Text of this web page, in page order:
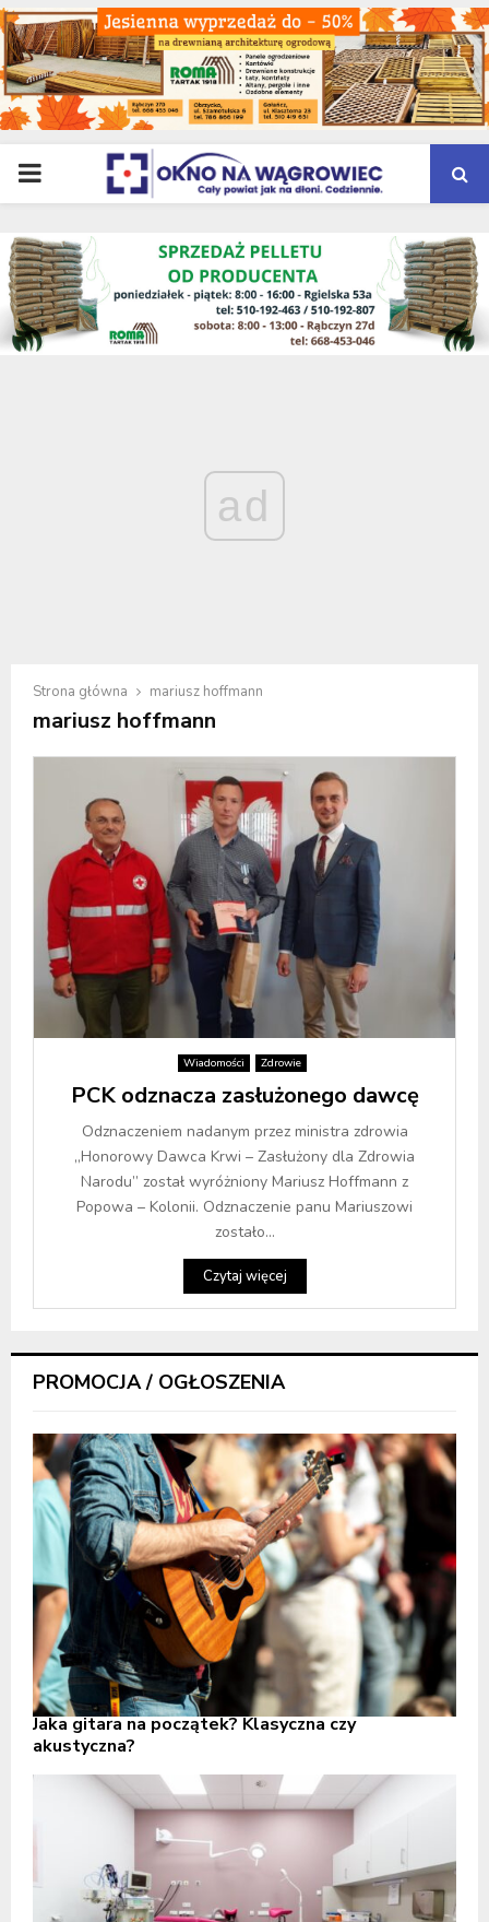
PRIMARY
MENU
ad
Strona główna mariusz hoffmann
mariusz hoffmann
Wiadomości Zdrowie
PCK odznacza zasłużonego dawcę
Odznaczeniem nadanym przez ministra zdrowia
„Honorowy Dawca Krwi – Zasłużony dla Zdrowia
Narodu” został wyróżniony Mariusz Hoffmann z
Popowa – Kolonii. Odznaczenie panu Mariuszowi
zostało...
Czytaj więcej
PROMOCJA / OGŁOSZENIA
Jaka gitara na początek? Klasyczna czy
akustyczna?